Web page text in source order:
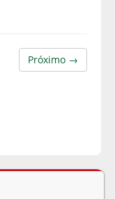
Próximo →